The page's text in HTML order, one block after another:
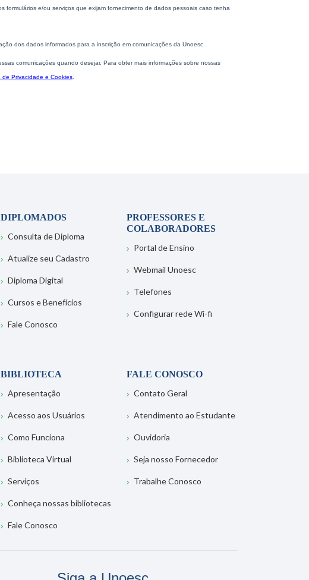
DIPLOMADOS
Consulta de Diploma
Atualize seu Cadastro
Diploma Digital
Cursos e Benefícios
Fale Conosco
PROFESSORES E
COLABORADORES
Portal de Ensino
Webmail Unoesc
Telefones
Configurar rede Wi-fi
BIBLIOTECA
Apresentação
Acesso aos Usuários
Como Funciona
Biblioteca Virtual
Serviços
Conheça nossas bibliotecas
Fale Conosco
FALE CONOSCO
Contato Geral
Atendimento ao Estudante
Ouvidoria
Seja nosso Fornecedor
Trabalhe Conosco